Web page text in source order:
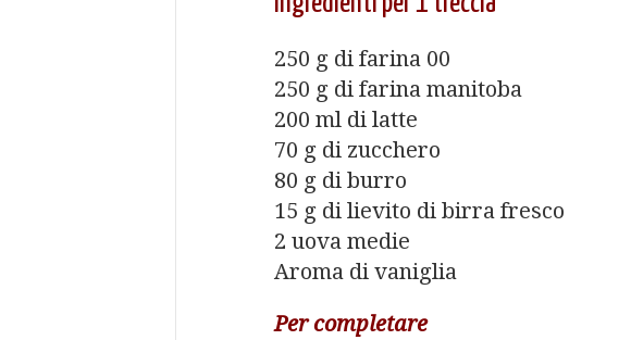
250 g di farina 00
250 g di farina manitoba
200 ml di latte
70 g di zucchero
80 g di burro
15 g di lievito di birra fresco
2 uova medie
Aroma di vaniglia
Per completare